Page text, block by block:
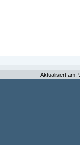
Aktualisiert am: